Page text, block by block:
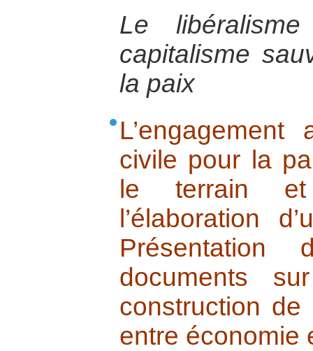
Le
capitalisme
la paix
civile pour la
le terrain
l’élaboration
Présentation
documents
construction
entre économie